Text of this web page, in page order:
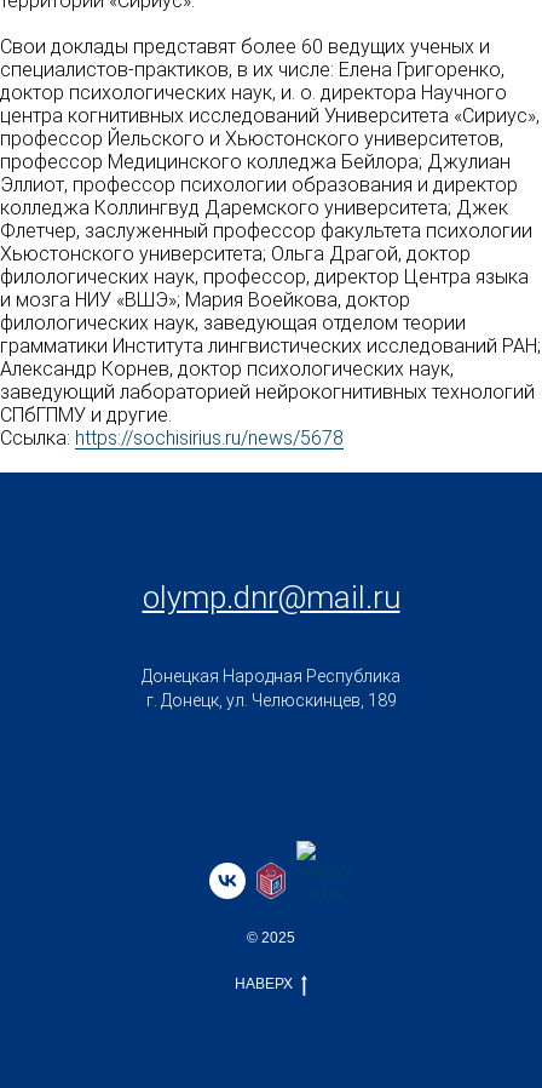
Свои доклады представят более 60 ведущих ученых и
специалистов-практиков, в их числе: Елена Григоренко,
доктор психологических наук, и. о. директора Научного
центра когнитивных исследований Университета «Сириус»,
профессор Йельского и Хьюстонского университетов,
профессор Медицинского колледжа Бейлора; Джулиан
Эллиот, профессор психологии образования и директор
колледжа Коллингвуд Даремского университета; Джек
Флетчер, заслуженный профессор факультета психологии
Хьюстонского университета; Ольга Драгой, доктор
филологических наук, профессор, директор Центра языка
и мозга НИУ «ВШЭ»; Мария Воейкова, доктор
филологических наук, заведующая отделом теории
грамматики Института лингвистических исследований РАН;
Александр Корнев, доктор психологических наук,
заведующий лабораторией нейрокогнитивных технологий
СПбГПМУ и другие.
Ссылка: https://sochisirius.ru/news/5678
olymp.dnr@mail.ru
Донецкая Народная Республика
г. Донецк, ул. Челюскинцев, 189
© 2025
НАВЕРХ